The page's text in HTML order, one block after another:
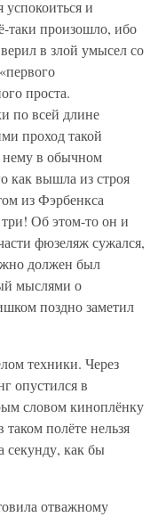
успокоиться и
таки произошло, ибо
в злой умысел со
проста.
по всей длине
проход такой
нему в обычном
как вышла из строя
из Фэрбенкса
Об этом-то он и
фюзеляж сужался,
должен был
мыслями о
поздно заметил
техники. Через
опустился в
словом киноплёнку
полёте нельзя
секунду, как бы
отважному